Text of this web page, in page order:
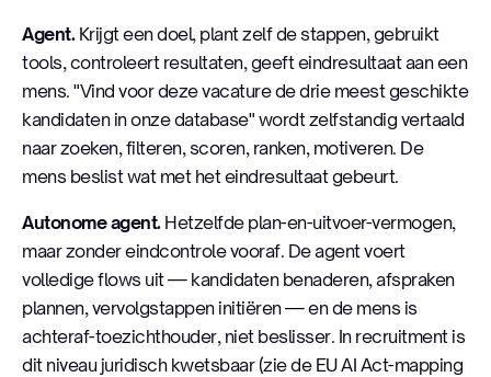
Agent.Krijgt een doel, plant zelf de stappen, gebruikt
tools, controleert resultaten, geeft eindresultaat aan een
mens. "Vind voor deze vacature de drie meest geschikte
kandidaten in onze database" wordt zelfstandig vertaald
naar zoeken, filteren, scoren, ranken, motiveren. De
mens beslist wat met het eindresultaat gebeurt.
Autonome agent.Hetzelfde plan-en-uitvoer-vermogen,
maar zonder eindcontrole vooraf. De agent voert
volledige flows uit — kandidaten benaderen, afspraken
plannen, vervolgstappen initiëren — en de mens is
achteraf-toezichthouder, niet beslisser. In recruitment is
dit niveau juridisch kwetsbaar (zie de EU AI Act-mapping